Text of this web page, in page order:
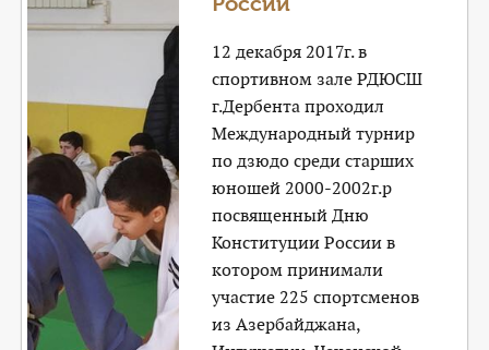
12 декабря 2017г. в
спортивном зале РДЮСШ
г.Дербента проходил
Международный турнир
по дзюдо среди старших
юношей 2000-2002г.р
посвященный Дню
Конституции России в
котором принимали
участие 225 спортсменов
из Азербайджана,